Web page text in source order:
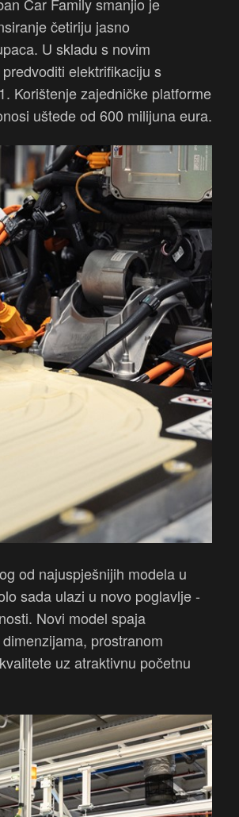
četiriju jasno
U skladu s novim
elektrifikaciju s
Korištenje zajedničke platforme
uštede od 600 milijuna eura.
od najuspješnijih modela u
sada ulazi u novo poglavlje -
Novi model spaja
prostranom
uz atraktivnu početnu